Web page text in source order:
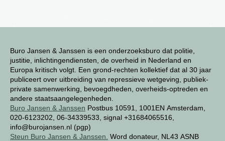
Buro Jansen & Janssen is een onderzoeksburo dat politie,
justitie, inlichtingendiensten, de overheid in Nederland en
Europa kritisch volgt. Een grond-rechten kollektief dat al 30 jaar
publiceert over uitbreiding van repressieve wetgeving, publiek-
private samenwerking, bevoegdheden, overheids-optreden en
andere staatsaangelegenheden.
Buro Jansen & Janssen Postbus 10591, 1001EN Amsterdam,
020-6123202, 06-34339533, signal +31684065516,
info@burojansen.nl (pgp)
Steun Buro Jansen & Janssen. Word donateur, NL43 ASNB